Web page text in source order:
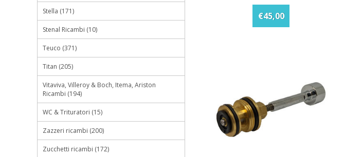
€45,00
Stella (171)
Stenal Ricambi (10)
Teuco (371)
Titan (205)
Vitaviva, Villeroy & Boch, Itema, Ariston
Ricambi (194)
WC & Trituratori (15)
Zazzeri ricambi (200)
Zucchetti ricambi (172)